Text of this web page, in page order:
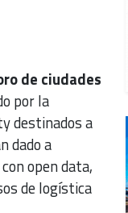
de ciudades
por la
destinados a
dado a
open data,
de logística